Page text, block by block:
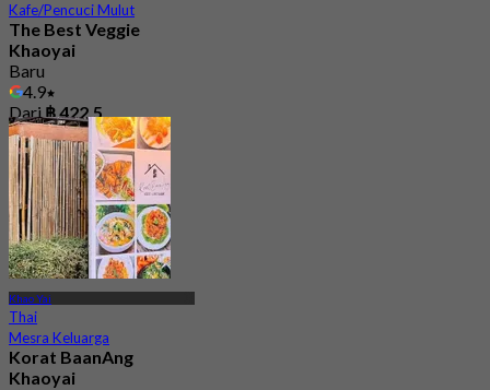
Kafe/Pencuci Mulut
The Best Veggie
Khaoyai
Baru
4.9
Dari฿ 422.5
Khao Yai
Thai
Mesra Keluarga
Korat BaanAng
Khaoyai